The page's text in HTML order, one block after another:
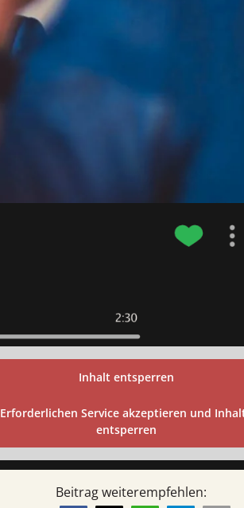
Inhalt entsperren
Erforderlichen Service akzeptieren und
entsperren
Beitrag weiterempfehlen: